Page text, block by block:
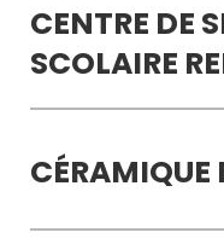
CENTRE DE
SCOLAIRE